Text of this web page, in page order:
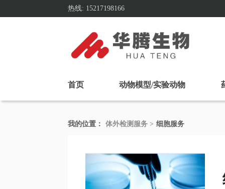
热线: 15217198166
首页 动物模型/实验动物
我的位置： 体外检测服务 > 细胞服务